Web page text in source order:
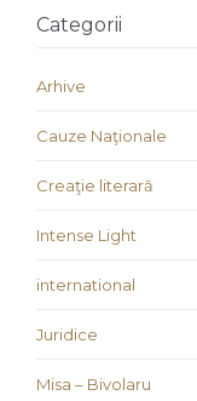
Categorii
Arhive
Cauze Naţionale
Creaţie literară
Intense Light
international
Juridice
Misa – Bivolaru